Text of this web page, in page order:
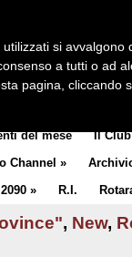
del mese Il Club
Channel »
» R.I.
, New,
si
a tutti o ad
pagina, cliccando